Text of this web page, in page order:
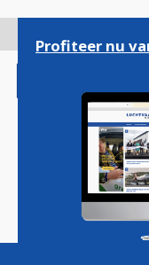
gaan
Magazine
Profiteer nu